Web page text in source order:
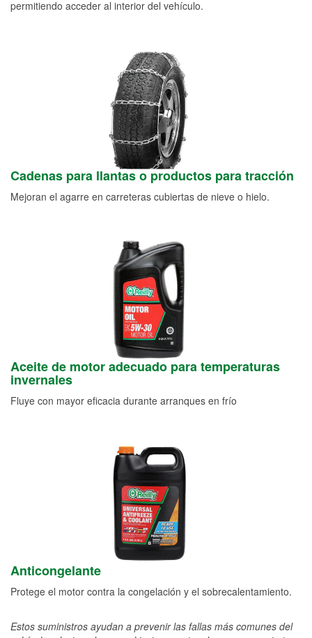
permitiendo acceder al interior del vehículo.
Cadenas para llantas o productos para tracción
Mejoran el agarre en carreteras cubiertas de nieve o hielo.
Aceite de motor adecuado para temperaturas
invernales
Fluye con mayor eficacia durante arranques en frío
Anticongelante
Protege el motor contra la congelación y el sobrecalentamiento.
Estos suministros ayudan a prevenir las fallas más comunes del